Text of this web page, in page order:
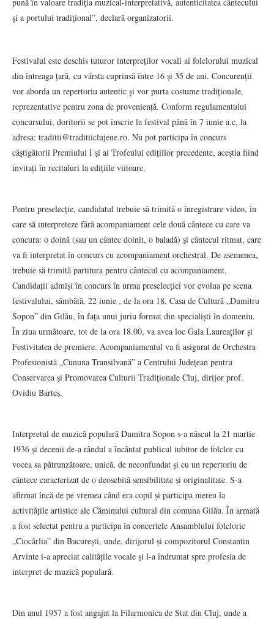
şi a portului tradiţional”, declară organizatorii.
Festivalul este deschis tuturor interpreților vocali ai folclorului muzical
din întreaga țară, cu vârsta cuprinsă între 16 și 35 de ani. Concurenții
vor aborda un repertoriu autentic și vor purta costume tradiționale,
reprezentative pentru zona de proveniență. Conform regulamentului
concursului, doritorii se pot înscrie la festival până în 7 iunie a.c, la
adresa: traditii@traditiiclujene.ro. Nu pot participa în concurs
câștigătorii Premiului I și ai Trofeului edițiilor precedente, aceștia fiind
invitați în recitaluri la edițiile viitoare.
Pentru preselecție, candidatul trebuie să trimită o înregistrare video, în
care să interpreteze fără acompaniament cele două cântece cu care va
concura: o doină (sau un cântec doinit, o baladă) și cântecul ritmat, care
va fi interpretat în concurs cu acompaniament orchestral. De asemenea,
trebuie să trimită partitura pentru cântecul cu acompaniament.
Candidații admiși în concurs în urma preselecției vor evolua pe scena
festivalului, sâmbătă, 22 iunie , de la ora 18, Casa de Cultură „Dumitru
Sopon” din Gilău, în fața unui juriu format din specialiști în domeniu.
În ziua următoare, tot de la ora 18.00, va avea loc Gala Laureaților și
Festivitatea de premiere. Acompaniamentul va fi asigurat de Orchestra
Profesionistă „Cununa Transilvană” a Centrului Judeţean pentru
Conservarea şi Promovarea Culturii Tradiţionale Cluj, dirijor prof.
Ovidiu Barteș.
Interpretul de muzică populară Dumitru Sopon s-a născut la 21 martie
1936 și decenii de-a rândul a încântat publicul iubitor de folclor cu
vocea sa pătrunzătoare, unică, de neconfundat și cu un repertoriu de
cântece caracterizat de o deosebită sensibilitate și originalitate. S-a
afirmat încă de pe vremea când era copil și participa mereu la
activitățile artistice ale Căminului cultural din comuna Gilău. În armată
a fost selectat pentru a participa în concertele Ansamblului folcloric
„Ciocârlia” din București, unde, dirijorul și compozitorul Constantin
Arvinte i-a apreciat calitățile vocale și l-a îndrumat spre profesia de
interpret de muzică populară.
Din anul 1957 a fost angajat la Filarmonica de Stat din Cluj, unde a